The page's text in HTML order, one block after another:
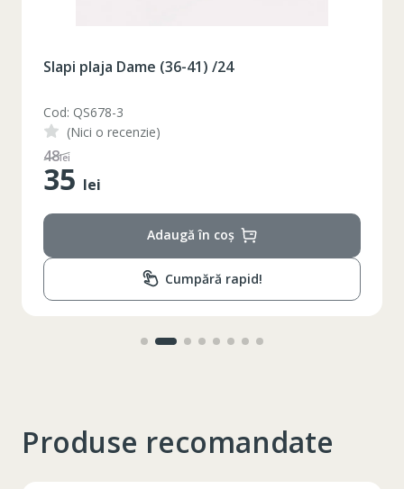
Slapi plaja Dame (36-41) /24
Cod: QS678-3
(Nici o recenzie)
48lei
35 lei
Adaugă în coș
Cumpără rapid!
Produse recomandate